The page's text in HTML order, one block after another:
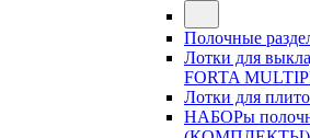
Полочные
Лотки для
FORTA
Лотки для
НАБОРы